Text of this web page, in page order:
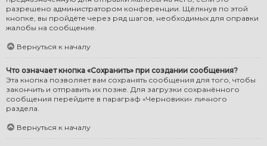
разрешено администратором конференции. Щёлкнув по этой
кнопке, вы пройдёте через ряд шагов, необходимых для оправки
жалобы на сообщение.
Вернуться к началу
Что означает кнопка «Сохранить» при создании сообщения?
Эта кнопка позволяет вам сохранять сообщения для того, чтобы
закончить и отправить их позже. Для загрузки сохранённого
сообщения перейдите в параграф «Черновики» личного
раздела.
Вернуться к началу